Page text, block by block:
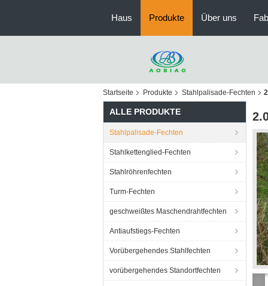
Haus Produkte Über uns
Startseite Produkte Stahlpalisade-Fechten
ALLE PRODUKTE
Stahlpalisade-Fechten
Stahlkettenglied-Fechten
Stahlröhrenfechten
Turm-Fechten
geschweißtes Maschendrahtfechten
Antiaufstiegs-Fechten
Vorübergehendes Stahlfechten
vorübergehendes Standortfechten